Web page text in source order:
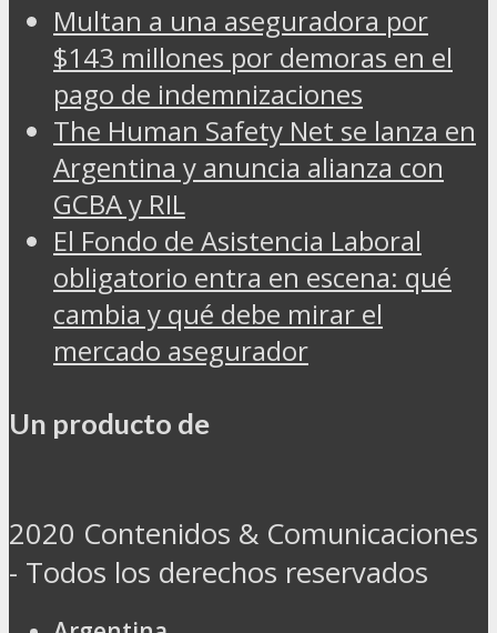
Multan a una aseguradora por
$143 millones por demoras en el
pago de indemnizaciones
The Human Safety Net se lanza en
Argentina y anuncia alianza con
GCBA y RIL
El Fondo de Asistencia Laboral
obligatorio entra en escena: qué
cambia y qué debe mirar el
mercado asegurador
Un producto de
2020 Contenidos & Comunicaciones
- Todos los derechos reservados